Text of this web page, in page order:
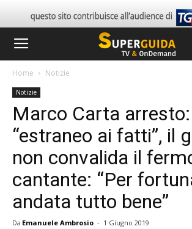
Home Notizie
Notizie
Marco Carta arresto:
“estraneo ai fatti”, il
non convalida il
cantante: “Per
andata tutto bene”
Da Emanuele Ambrosio - 1 Giugno 2019